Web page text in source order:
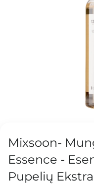
Mixsoon-
Essence -
Pupelių